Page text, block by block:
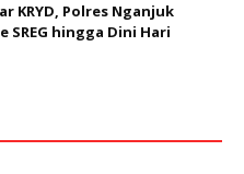
KRYD, Polres Nganjuk
SREG hingga Dini Hari